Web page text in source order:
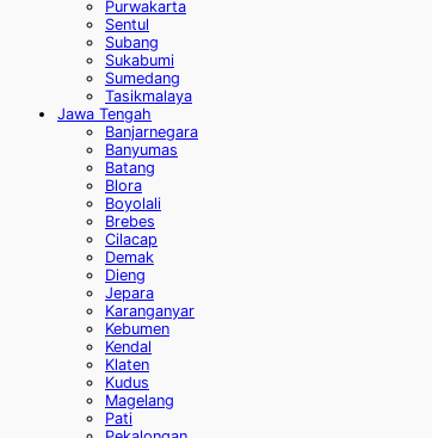
Purwakarta
Sentul
Subang
Sukabumi
Sumedang
Tasikmalaya
Jawa Tengah
Banjarnegara
Banyumas
Batang
Blora
Boyolali
Brebes
Cilacap
Demak
Dieng
Jepara
Karanganyar
Kebumen
Kendal
Klaten
Kudus
Magelang
Pati